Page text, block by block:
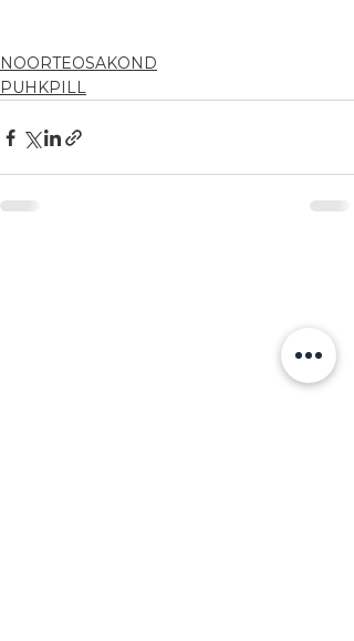
NOORTEOSAKOND
PUHKPILL